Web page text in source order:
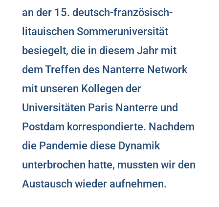
an der 15. deutsch-französisch-
litauischen Sommeruniversität
besiegelt, die in diesem Jahr mit
dem Treffen des Nanterre Network
mit unseren Kollegen der
Universitäten Paris Nanterre und
Postdam korrespondierte. Nachdem
die Pandemie diese Dynamik
unterbrochen hatte, mussten wir den
Austausch wieder aufnehmen.